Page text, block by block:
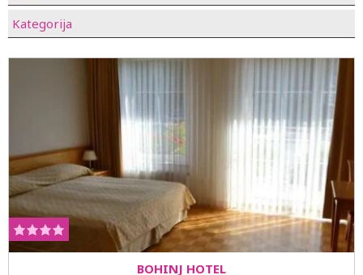
Kategorija
BOHINJ HOTEL